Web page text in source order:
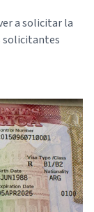
a solicitar la
solicitantes